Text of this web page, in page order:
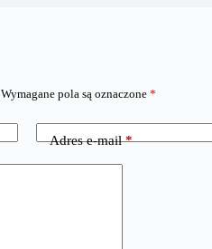
Wymagane pola są oznaczone *
Adres e-mail*